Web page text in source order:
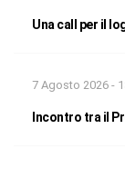
Una call per il
7 Agosto 2026 -
Incontro tra il